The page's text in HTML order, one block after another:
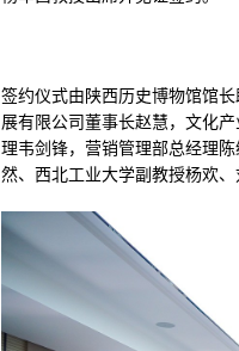
签约仪式由陕西历史博物馆馆
展有限公司董事长赵慧，文化
理韦剑锋，营销管理部总经理
然、西北工业大学副教授杨欢